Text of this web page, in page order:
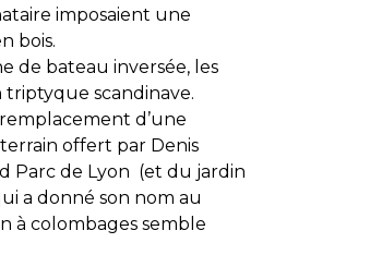
imposaient une
bois.
de bateau inversée, les
scandinave.
d’une
offert par Denis
Parc de Lyon (et du jardin
a donné son nom au
à colombages semble